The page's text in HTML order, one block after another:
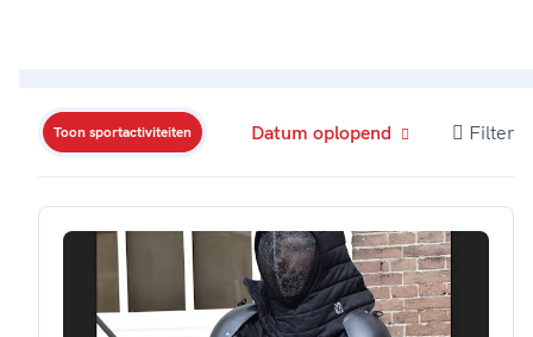
Toon sportactiviteiten Datum oplopend Filter